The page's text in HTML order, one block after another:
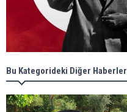
Bu Kategorideki Diğer Haberler